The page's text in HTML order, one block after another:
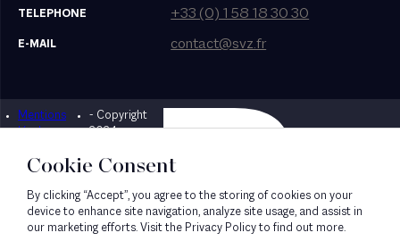
TELEPHONE +33 (0) 1 58 18 30 30
E-MAIL contact@svz.fr
Mentions
légales
- Copyright
2024
Designed by Bonhomme
Cookie Consent
By clicking “Accept”, you agree to the storing of cookies on your
device to enhance site navigation, analyze site usage, and assist in
our marketing efforts. Visit the Privacy Policy to find out more.